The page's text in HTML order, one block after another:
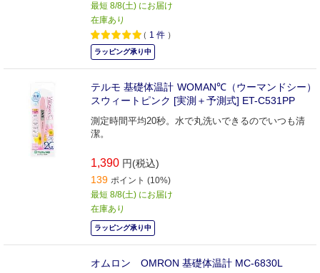
最短 8/8(土) にお届け
在庫あり
（ 1 件 ）
ラッピング承り中
テルモ 基礎体温計 WOMAN℃（ウーマンドシー）
スウィートピンク [実測＋予測式] ET-C531PP
測定時間平均20秒。水で丸洗いできるのでいつも清
潔。
1,390 円(税込)
139 ポイント (10%)
最短 8/8(土) にお届け
在庫あり
ラッピング承り中
オムロン OMRON 基礎体温計 MC-6830L